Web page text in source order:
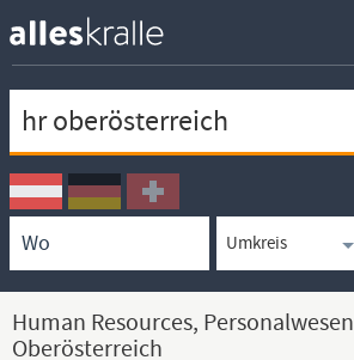
Ortssuche
Umkreissuche
Arbeitsform
Human Resources,
Oberösterreich